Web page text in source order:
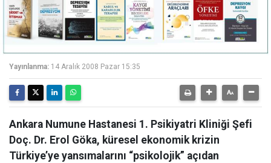
Yayınlanma: 14 Aralık 2008 Pazar 15:35
Ankara Numune Hastanesi 1. Psikiyatri Kliniği Şefi
Doç. Dr. Erol Göka, küresel ekonomik krizin
Türkiye’ye yansımalarını “psikolojik” açıdan